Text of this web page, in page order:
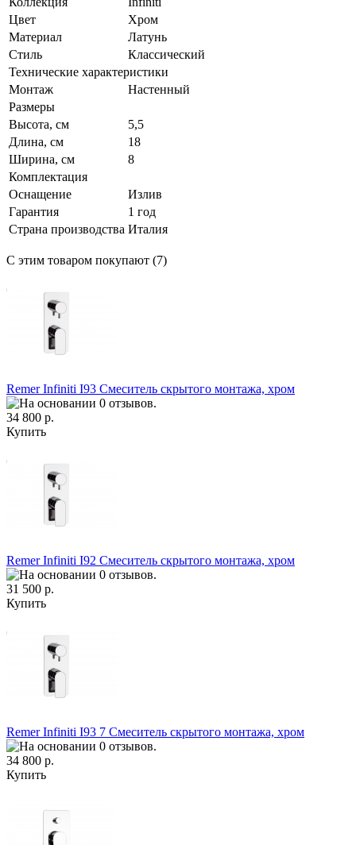
Цвет
Хром
Материал
Латунь
Стиль
Классический
Технические характеристики
Монтаж
Настенный
Размеры
Высота, см
5,5
Длина, см
18
Ширина, см
8
Комплектация
Оснащение
Излив
Гарантия
1 год
Страна производства Италия
С этим товаром покупают (7)
Remer Infiniti I93 Смеситель скрытого монтажа, хром
34 800 р.
Купить
Remer Infiniti I92 Смеситель скрытого монтажа, хром
31 500 р.
Купить
Remer Infiniti I93 7 Смеситель скрытого монтажа, хром
34 800 р.
Купить